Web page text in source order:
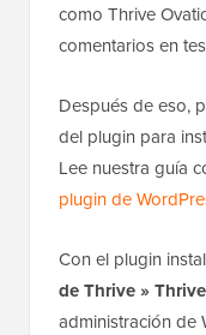
como Thrive
comentarios en
Después de eso,
del plugin para
Lee nuestra guía
plugin de
Con el plugin
de Thrive »
administración de